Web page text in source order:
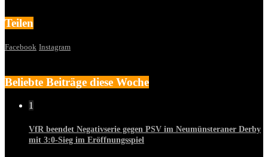
Teilen
Facebook Instagram
Beliebte Beiträge diese Woche
1
VfR beendet Negativserie gegen PSV im Neumünsteraner Derby
mit 3:0-Sieg im Eröffnungsspiel